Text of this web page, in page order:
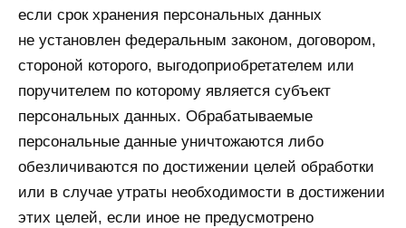
если срок хранения персональных данных
не установлен федеральным законом, договором,
стороной которого, выгодоприобретателем или
поручителем по которому является субъект
персональных данных. Обрабатываемые
персональные данные уничтожаются либо
обезличиваются по достижении целей обработки
или в случае утраты необходимости в достижении
этих целей, если иное не предусмотрено